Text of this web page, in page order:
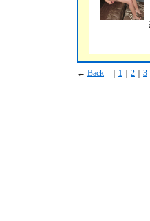
← Back 1 2 3